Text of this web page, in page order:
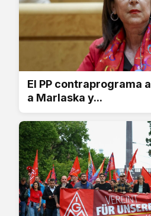
El PP contraprograma
a Marlaska y...